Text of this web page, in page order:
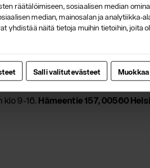
räätälöimiseen, sosiaalisen median
median, mainosalan ja analytiikka-
yhdistää näitä tietoja muihin tietoihin, joita
Salli valitut evästeet Muokkaa
klo 9-16. Hämeentie 157, 00560